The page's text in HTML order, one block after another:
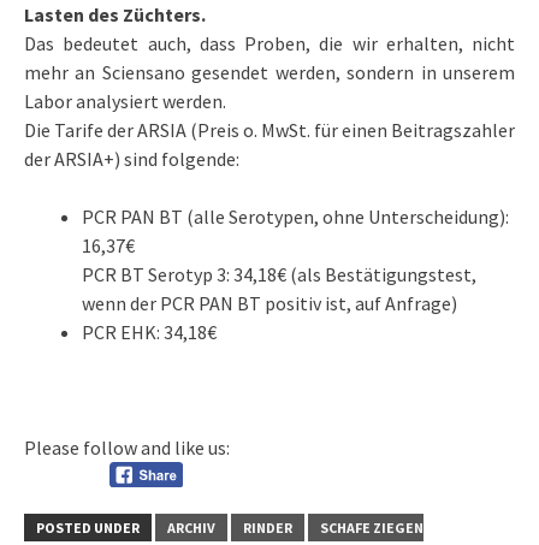
Lasten des Züchters.
Das bedeutet auch, dass Proben, die wir erhalten, nicht
mehr an Sciensano gesendet werden, sondern in unserem
Labor analysiert werden.
Die Tarife der ARSIA (Preis o. MwSt. für einen Beitragszahler
der ARSIA+) sind folgende:
PCR PAN BT (alle Serotypen, ohne Unterscheidung):
16,37€
PCR BT Serotyp 3: 34,18€ (als Bestätigungstest,
wenn der PCR PAN BT positiv ist, auf Anfrage)
PCR EHK: 34,18€
Please follow and like us:
POSTED UNDER ARCHIV RINDER
SCHAFE ZIEGEN